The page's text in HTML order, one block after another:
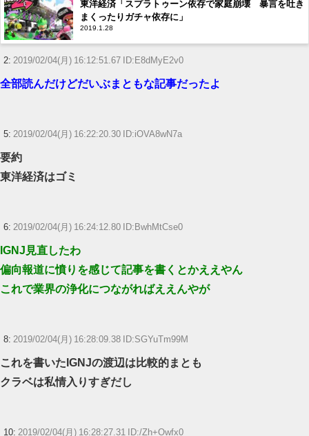
東洋経済「スプラトゥーン依存で家庭崩壊 暴言を吐き
まくったりガチャ依存に」
2019.1.28
2: 2019/02/04(月) 16:12:51.67 ID:E8dMyE2v0
全部読んだけどだいぶまともな記事だったよ
5: 2019/02/04(月) 16:22:20.30 ID:iOVA8wN7a
要約
東洋経済はゴミ
6: 2019/02/04(月) 16:24:12.80 ID:BwhMtCse0
IGNJ見直したわ
偏向報道に憤りを感じて記事を書くとかええやん
これで業界の浄化につながればええんやが
8: 2019/02/04(月) 16:28:09.38 ID:SGYuTm99M
これを書いたIGNJの渡辺は比較的まとも
クラベは私情入りすぎだし
10: 2019/02/04(月) 16:28:27.31 ID:/Zh+Owfx0